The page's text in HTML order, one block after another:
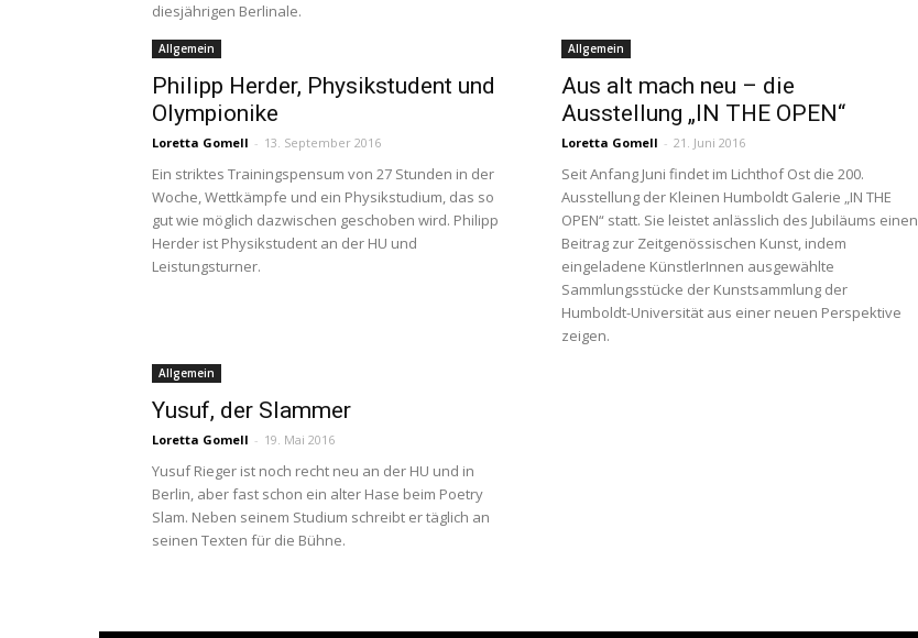
HU
Berlin
diesjährigen Berlinale.
Allgemein
Philipp Herder, Physikstudent und
Olympionike
Loretta Gomell - 13. September 2016
Ein striktes Trainingspensum von 27 Stunden in der
Woche, Wettkämpfe und ein Physikstudium, das so
gut wie möglich dazwischen geschoben wird. Philipp
Herder ist Physikstudent an der HU und
Leistungsturner.
Allgemein
Aus alt mach neu – die
Ausstellung „IN THE OPEN“
Loretta Gomell - 21. Juni 2016
Seit Anfang Juni findet im Lichthof Ost die 200.
Ausstellung der Kleinen Humboldt Galerie „IN THE
OPEN“ statt. Sie leistet anlässlich des Jubiläums einen
Beitrag zur Zeitgenössischen Kunst, indem
eingeladene KünstlerInnen ausgewählte
Sammlungsstücke der Kunstsammlung der
Humboldt-Universität aus einer neuen Perspektive
zeigen.
Allgemein
Yusuf, der Slammer
Loretta Gomell - 19. Mai 2016
Yusuf Rieger ist noch recht neu an der HU und in
Berlin, aber fast schon ein alter Hase beim Poetry
Slam. Neben seinem Studium schreibt er täglich an
seinen Texten für die Bühne.